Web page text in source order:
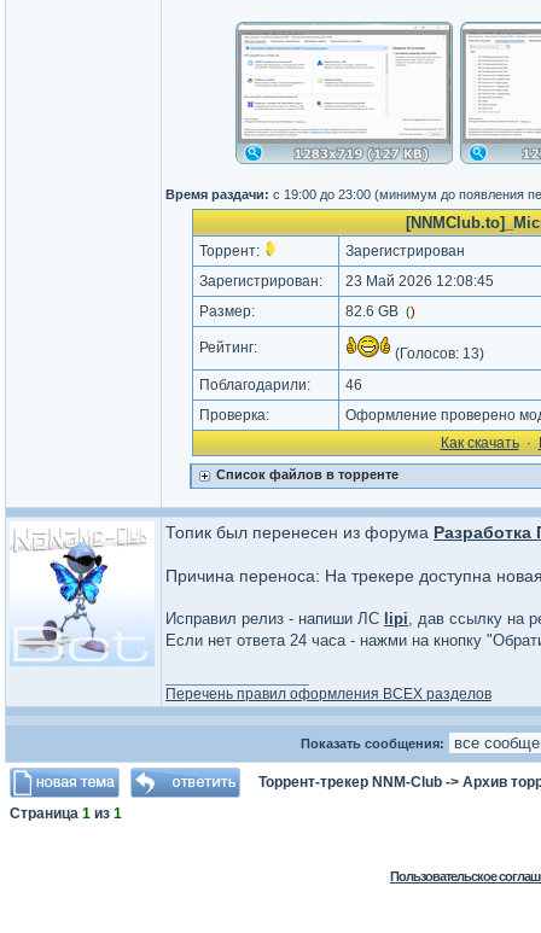
Время раздачи: с 19:00 до 23:00 (минимум до появления
Торрент:
Зарегистрирован
Зарегистрирован:
23 Май 2026 12:08:45
Размер:
82.6 GB ()
Рейтинг: (Голосов: 13)
Поблагодарили:
46
Проверка:
Оформление проверено
Как cкачать·
Список файлов в торренте
Топик был перенесен из форума Разработка
Причина переноса: На трекере доступна
Исправил релиз - напиши ЛС lipi, дав ссылку на
Если нет ответа 24 часа - нажми на кнопку
Перечень правил оформления ВСЕХ разделов
Показать сообщения:
Торрент-трекер NNM-Club -> Архив
Страница 1 из 1
Пользовательское